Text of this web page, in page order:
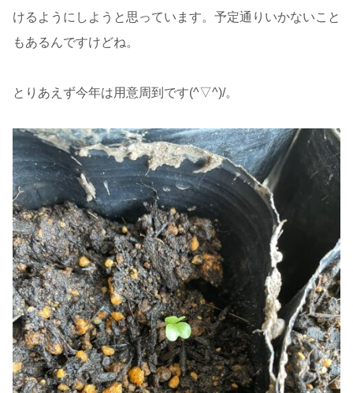
けるようにしようと思っています。予定通りいかないこと
もあるんですけどね。
とりあえず今年は用意周到です(^▽^)/。